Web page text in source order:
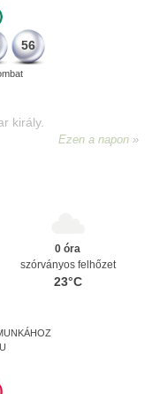
56
0 óra
szórványos felhőzet
23°C